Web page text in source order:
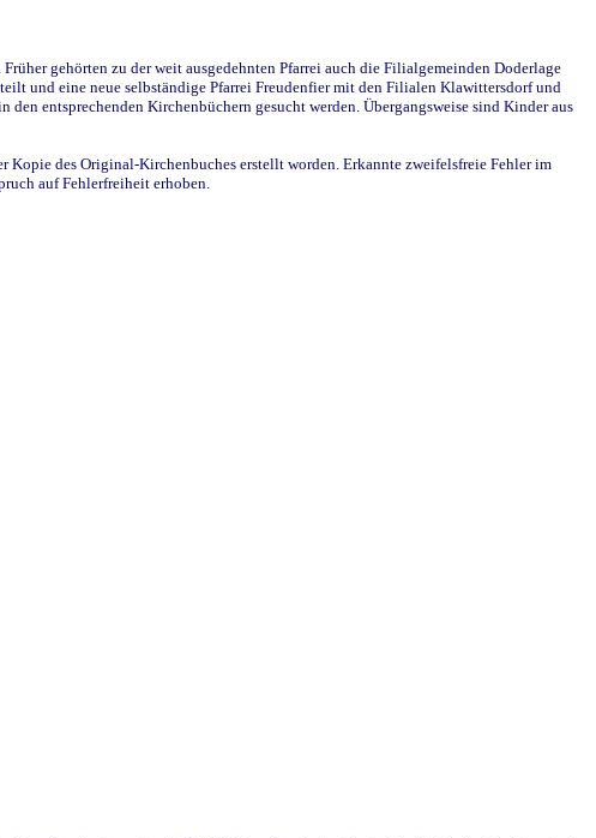
gehörten zu der weit ausgedehnten Pfarrei auch die Filialgemeinden Doderlage
und eine neue selbständige Pfarrei Freudenfier mit den Filialen Klawittersdorf und
entsprechenden Kirchenbüchern gesucht werden. Übergangsweise sind Kinder aus
des Original-Kirchenbuches erstellt worden. Erkannte zweifelsfreie Fehler im
auf Fehlerfreiheit erhoben.